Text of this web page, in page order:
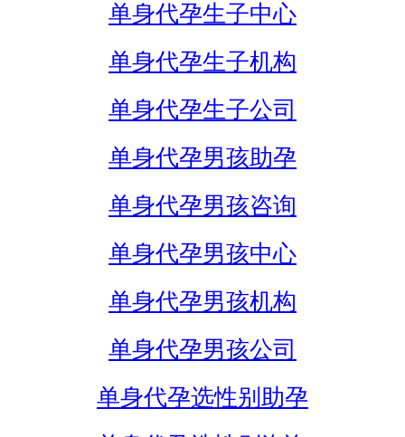
单身代孕生子中心
单身代孕生子机构
单身代孕生子公司
单身代孕男孩助孕
单身代孕男孩咨询
单身代孕男孩中心
单身代孕男孩机构
单身代孕男孩公司
单身代孕选性别助孕